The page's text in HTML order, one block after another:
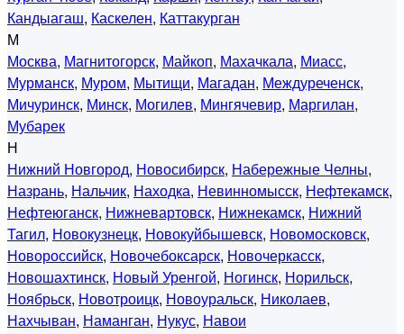
Кандыагаш, Каскелен, Каттакурган
М
Москва, Магнитогорск, Майкоп, Махачкала, Миасс,
Мурманск, Муром, Мытищи, Магадан, Междуреченск,
Мичуринск, Минск, Могилев, Мингячевир, Маргилан,
Мубарек
Н
Нижний Новгород, Новосибирск, Набережные Челны,
Назрань, Нальчик, Находка, Невинномысск, Нефтекамск,
Нефтеюганск, Нижневартовск, Нижнекамск, Нижний
Тагил, Новокузнецк, Новокуйбышевск, Новомосковск,
Новороссийск, Новочебоксарск, Новочеркасск,
Новошахтинск, Новый Уренгой, Ногинск, Норильск,
Ноябрьск, Новотроицк, Новоуральск, Николаев,
Нахчыван, Наманган, Нукус, Навои